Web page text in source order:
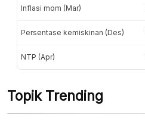
Inflasi mom (Mar)
Persentase kemiskinan (Des)
NTP (Apr)
Topik Trending